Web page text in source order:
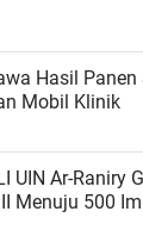
Hasil
Mobil Klinik
UIN Ar-Raniry
Menuju 500